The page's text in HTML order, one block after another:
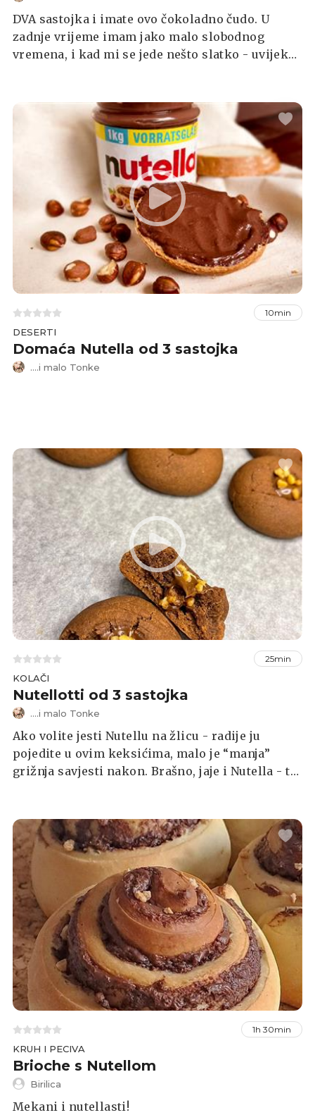
DVA sastojka i imate ovo čokoladno čudo. U
zadnje vrijeme imam jako malo slobodnog
vremena, i kad mi se jede nešto slatko - uvijek
vam uspjeti a vi ćete zadovoljiti svoje potrebe za
slatkim (barem na kratko :P ) Inače ga zovu
Nutella kolač, što u mom slučaju i je, ali Nutellu
možete zamijeniti s bilo kojim drugim
10min
DESERTI
Domaća Nutella od 3 sastojka
....i malo Tonke
25min
KOLAČI
Nutellotti od 3 sastojka
....i malo Tonke
Ako volite jesti Nutellu na žlicu - radije ju
pojedite u ovim keksićima, malo je “manja”
grižnja savjesti nakon. Brašno, jaje i Nutella - to
1h 30min
KRUH I PECIVA
Brioche s Nutellom
Birilica
Mekani i nutellasti!